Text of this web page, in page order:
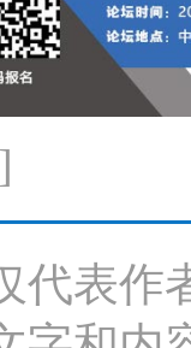
代表作